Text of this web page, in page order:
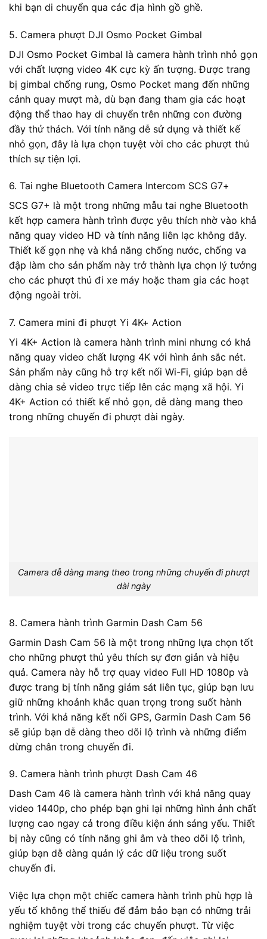
khi bạn di chuyển qua các địa hình gồ ghề.
5. Camera phượt DJI Osmo Pocket Gimbal
DJI Osmo Pocket Gimbal là camera hành trình nhỏ gọn
với chất lượng video 4K cực kỳ ấn tượng. Được trang
bị gimbal chống rung, Osmo Pocket mang đến những
cảnh quay mượt mà, dù bạn đang tham gia các hoạt
động thể thao hay di chuyển trên những con đường
đầy thử thách. Với tính năng dễ sử dụng và thiết kế
nhỏ gọn, đây là lựa chọn tuyệt vời cho các phượt thủ
thích sự tiện lợi.
6. Tai nghe Bluetooth Camera Intercom SCS G7+
SCS G7+ là một trong những mẫu tai nghe Bluetooth
kết hợp camera hành trình được yêu thích nhờ vào khả
năng quay video HD và tính năng liên lạc không dây.
Thiết kế gọn nhẹ và khả năng chống nước, chống va
đập làm cho sản phẩm này trở thành lựa chọn lý tưởng
cho các phượt thủ đi xe máy hoặc tham gia các hoạt
động ngoài trời.
7. Camera mini đi phượt Yi 4K+ Action
Yi 4K+ Action là camera hành trình mini nhưng có khả
năng quay video chất lượng 4K với hình ảnh sắc nét.
Sản phẩm này cũng hỗ trợ kết nối Wi-Fi, giúp bạn dễ
dàng chia sẻ video trực tiếp lên các mạng xã hội. Yi
4K+ Action có thiết kế nhỏ gọn, dễ dàng mang theo
trong những chuyến đi phượt dài ngày.
Camera dễ dàng mang theo trong những chuyến đi phượt
dài ngày
8. Camera hành trình Garmin Dash Cam 56
Garmin Dash Cam 56 là một trong những lựa chọn tốt
cho những phượt thủ yêu thích sự đơn giản và hiệu
quả. Camera này hỗ trợ quay video Full HD 1080p và
được trang bị tính năng giám sát liên tục, giúp bạn lưu
giữ những khoảnh khắc quan trọng trong suốt hành
trình. Với khả năng kết nối GPS, Garmin Dash Cam 56
sẽ giúp bạn dễ dàng theo dõi lộ trình và những điểm
dừng chân trong chuyến đi.
9. Camera hành trình phượt Dash Cam 46
Dash Cam 46 là camera hành trình với khả năng quay
video 1440p, cho phép bạn ghi lại những hình ảnh chất
lượng cao ngay cả trong điều kiện ánh sáng yếu. Thiết
bị này cũng có tính năng ghi âm và theo dõi lộ trình,
giúp bạn dễ dàng quản lý các dữ liệu trong suốt
chuyến đi.
Việc lựa chọn một chiếc camera hành trình phù hợp là
yếu tố không thể thiếu để đảm bảo bạn có những trải
nghiệm tuyệt vời trong các chuyến phượt. Từ việc